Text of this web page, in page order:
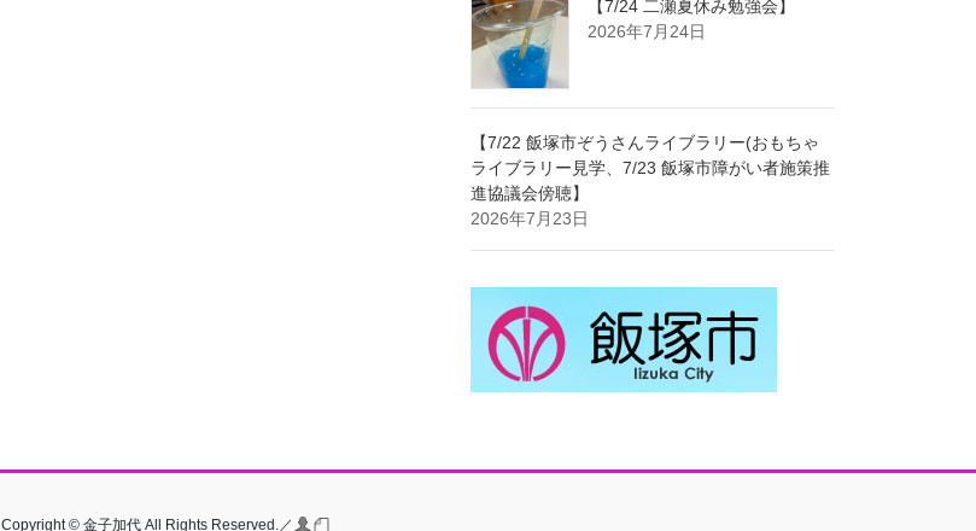
【7/24 二瀬夏休み勉強会】
2026年7月24日
【7/22 飯塚市ぞうさんライブラリー(おもちゃ
ライブラリー見学、7/23 飯塚市障がい者施策推
進協議会傍聴】
2026年7月23日
Copyright © 金子加代 All Rights Reserved.／